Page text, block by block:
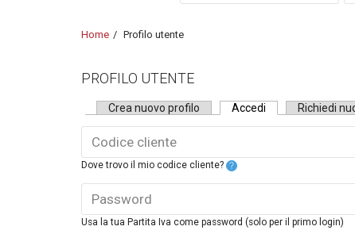
Home Profilo utente
PROFILO UTENTE
Schede primarie
Crea nuovo profilo Accedi (scheda attiva)
Richiedi
Dove trovo il mio codice cliente?
Usa la tua Partita Iva come password (solo per il primo login)